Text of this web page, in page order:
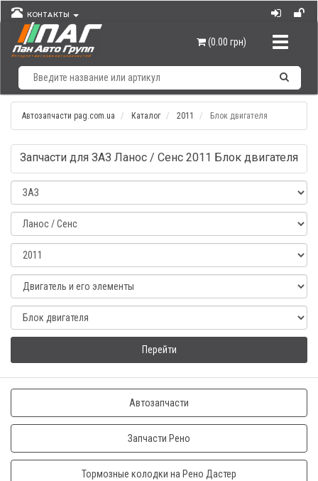
КОНТАКТЫ
(0.00 грн)
Автозапчасти pag.com.ua Каталог 2011 Блок двигателя
Запчасти для ЗАЗ Ланос / Сенс 2011 Блок двигателя
Перейти
Автозапчасти
Запчасти Рено
Тормозные колодки на Рено Дастер